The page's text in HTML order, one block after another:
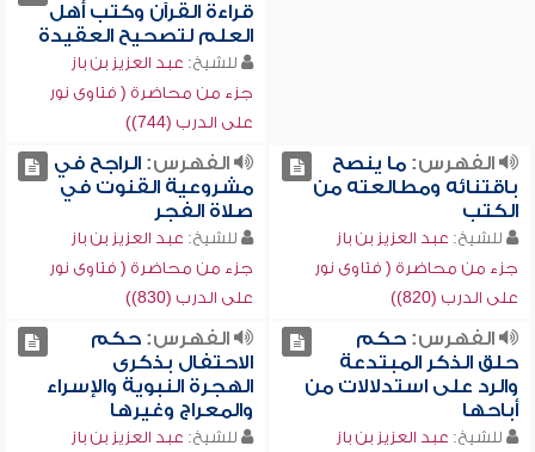
قراءة القرآن وكتب أهل
العلم لتصحيح العقيدة
للشيخ: عبد العزيز بن باز
جزء من محاضرة ( فتاوى نور
على الدرب (744))
الفهرس:ما ينصح
باقتنائه ومطالعته من
الكتب
للشيخ: عبد العزيز بن باز
جزء من محاضرة ( فتاوى نور
على الدرب (820))
الفهرس:الراجح في
مشروعية القنوت في
صلاة الفجر
للشيخ: عبد العزيز بن باز
جزء من محاضرة ( فتاوى نور
على الدرب (830))
الفهرس:حكم
حلق الذكر المبتدعة
والرد على استدلالات من
أباحها
للشيخ: عبد العزيز بن باز
الفهرس:حكم
الاحتفال بذكرى
الهجرة النبوية والإسراء
والمعراج وغيرها
للشيخ: عبد العزيز بن باز